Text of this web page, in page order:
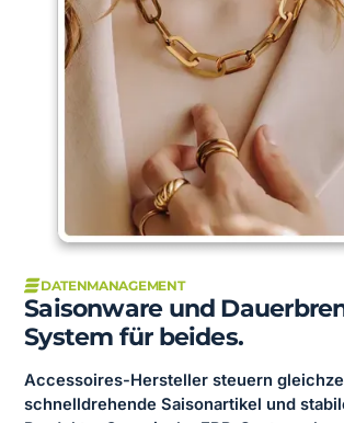
DATENMANAGEMENT
Saisonware und
System für beides.
Accessoires-Hersteller steuern
schnelldrehende Saisonartikel und